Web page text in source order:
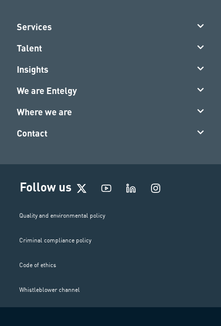
Services
Talent
Insights
We are Entelgy
Where we are
Contact
Follow us
I
n
Quality and environmental policy
Criminal compliance policy
Code of ethics
Whistleblower channel